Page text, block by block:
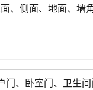
、侧面、地面、墙
门、卧室门、卫生